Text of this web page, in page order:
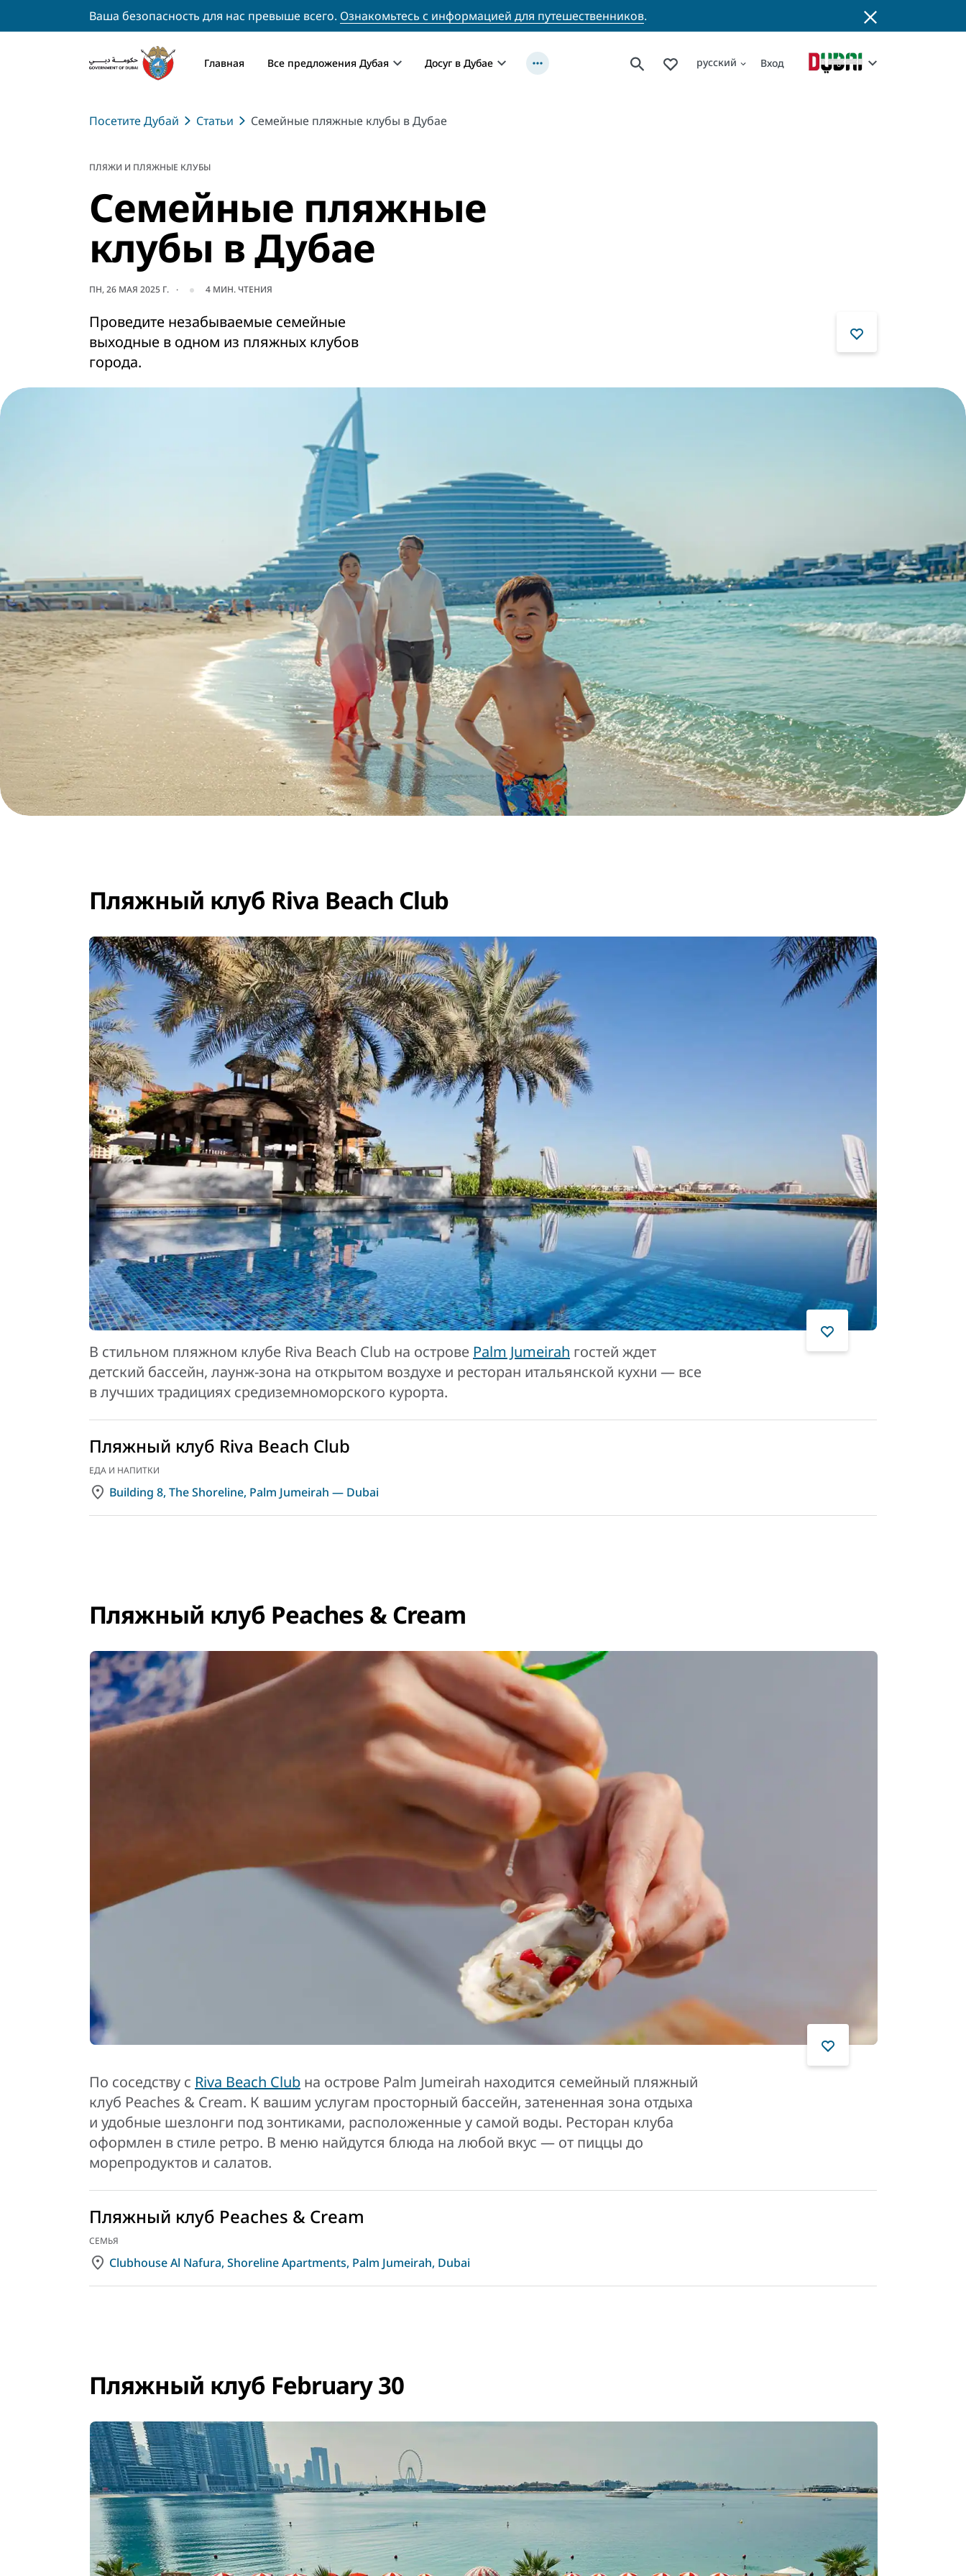
Ваша безопасность для нас превыше всего. Ознакомьтесь с информацией для путешественников.
Главная Все предложения Дубая Досуг в Дубае русский Вход
Посетите Дубай Статьи Семейные пляжные клубы в Дубае
ПЛЯЖИ И ПЛЯЖНЫЕ КЛУБЫ
Семейные пляжные
клубы в Дубае
ПН, 26 МАЯ 2025 Г. 4 МИН. ЧТЕНИЯ
Проведите незабываемые семейные
выходные в одном из пляжных клубов
города.
Пляжный клуб Riva Beach Club
В стильном пляжном клубе Riva Beach Club на острове Palm Jumeirah гостей ждет
детский бассейн, лаунж-зона на открытом воздухе и ресторан итальянской кухни — все
в лучших традициях средиземноморского курорта.
Пляжный клуб Riva Beach Club
ЕДА И НАПИТКИ
Building 8, The Shoreline, Palm Jumeirah — Dubai
Пляжный клуб Peaches & Cream
По соседству с Riva Beach Club на острове Palm Jumeirah находится семейный пляжный
клуб Peaches & Cream. К вашим услугам просторный бассейн, затененная зона отдыха
и удобные шезлонги под зонтиками, расположенные у самой воды. Ресторан клуба
оформлен в стиле ретро. В меню найдутся блюда на любой вкус — от пиццы до
морепродуктов и салатов.
Пляжный клуб Peaches & Cream
СЕМЬЯ
Clubhouse Al Nafura, Shoreline Apartments, Palm Jumeirah, Dubai
Пляжный клуб February 30